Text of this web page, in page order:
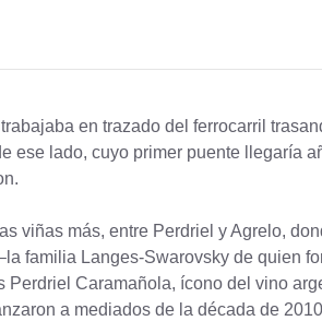
en trazado del ferrocarril
ese lado, cuyo primer puente llegaría
viñas más, entre Perdriel y Agrelo,
familia Langes-Swarovsky de quien
Caramañola, ícono del vino
a mediados de la década de